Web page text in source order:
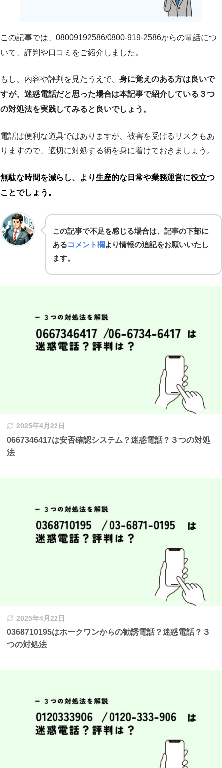
この記事では、08009192586/0800-919-2586からの電話につ
いて、評判や口コミをご紹介しました。
もし、内容や評判を見たうえで、 身に覚えのある方は良いで
すが、迷惑電話だと思った場合は本記事で紹介している３つ
の対処法を実践してみると良いでしょう。
電話は便利な道具ではありますが、被害を受けるリスクもあ
りますので、適切に対処する術を身に着けておきましょう。
無駄な時間を減らし、より生産的な日常や業務運営に役立つ
ことでしょう。
この記事で不足を感じる場合は、記事の下部に
あるコメント欄より情報の追記をお願いいたし
ます。
2025年4月22日
0667346417は安否確認システム？迷惑電話？３つの対処
法
2025年4月22日
0368710195はホークワンからの勧誘電話？迷惑電話？３
つの対処法